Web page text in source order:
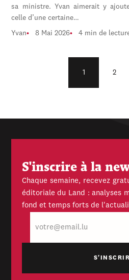
sa ministre. Yvan aimerait y
celle d’une certaine…
Yvan 8 Mai 2026 4 min de
1 2
S'inscrire à la
Chaque semaine, recevez
éditoriale du Land : analyses
fond et temps forts de
mail